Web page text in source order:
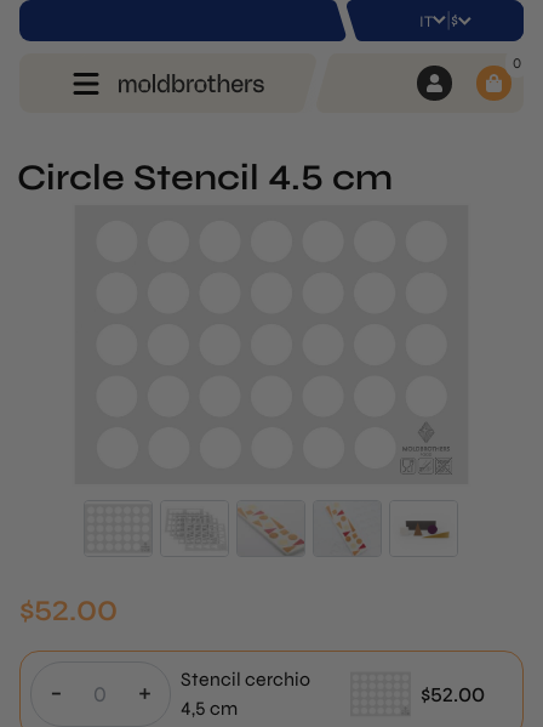
IT | $
0
Circle Stencil 4.5 cm
$52.00
- +
Stencil cerchio
4,5 cm
$52.00